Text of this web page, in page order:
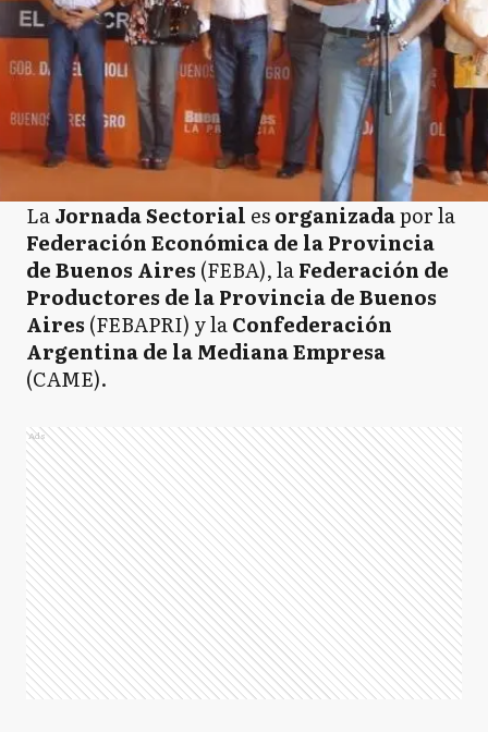
LaJornada Sectorial esorganizadapor la
Federación Económica de la Provincia
de Buenos Aires (FEBA), laFederación de
Productores de la Provincia de Buenos
Aires (FEBAPRI) y laConfederación
Argentina de la Mediana Empresa
(CAME).
Ads